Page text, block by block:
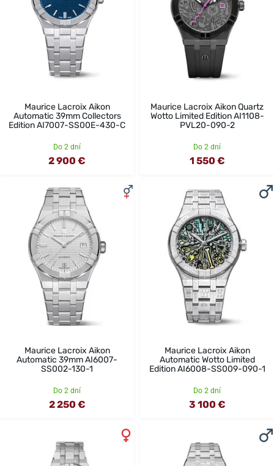
Maurice Lacroix Aikon
Automatic 39mm Collectors
Edition AI7007-SS00E-430-C
Do 2 dní
2 900 €
Maurice Lacroix Aikon Quartz
Wotto Limited Edition AI1108-
PVL20-090-2
Do 2 dní
1 550 €
Maurice Lacroix Aikon
Automatic 39mm AI6007-
SS002-130-1
Do 2 dní
2 250 €
Maurice Lacroix Aikon
Automatic Wotto Limited
Edition AI6008-SS009-090-1
Do 2 dní
3 100 €